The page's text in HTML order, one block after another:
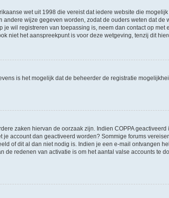
wet uit 1998 die vereist dat iedere website die
wijze gegeven worden, zodat de ouders weten dat
wil registreren van toepassing is, neem dan contact op met
niet het aanspreekpunt is voor deze wetgeving, tenzij dit
is het mogelijk dat de beheerder de registratie
zaken hiervan de oorzaak zijn. Indien COPPA
account dan geactiveerd worden? Sommige forums
of dit al dan niet nodig is. Indien je een e-mail ontvangen
redenen van activatie is om het aantal valse accounts te